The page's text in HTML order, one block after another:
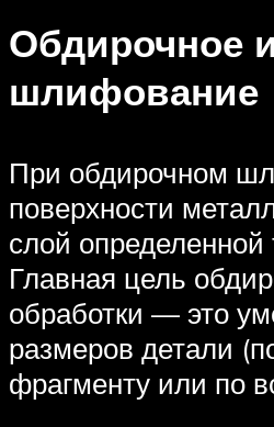
Обдирочное
шлифование
При обдирочном
поверхности
слой
Главная цель
обработки — это
размеров детали
фрагменту или по